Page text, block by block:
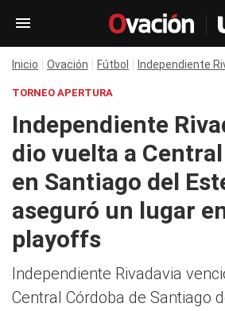
Inicio Ovación Fútbol Independiente
TORNEO APERTURA
Independiente
dio vuelta a
en Santiago del
aseguró un lugar
playoffs
Independiente Rivadavia
Central Córdoba de Santiago